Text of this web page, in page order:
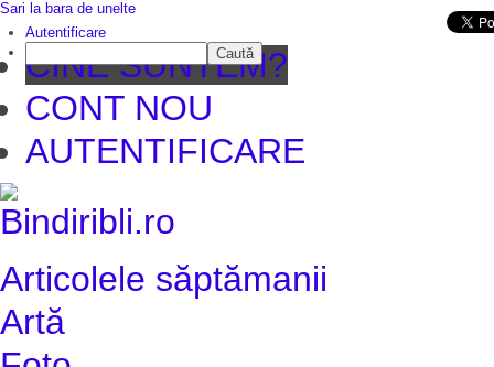
CINE SUNTEM?
CONT NOU
AUTENTIFICARE
Articolele săptămanii
Artă
Sari la bara de unelte
Autentificare
Caută